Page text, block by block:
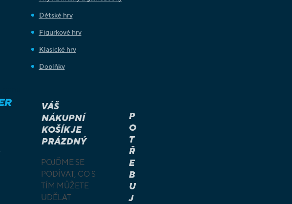
Dětské hry
Figurkové hry
Klasické hry
Doplňky
VÁŠ
NÁKUPNÍ
KOŠÍK JE
PRÁZDNÝ
POJĎME SE
PODÍVAT, CO S
TÍM MŮŽETE
UDĚLAT
P
O
T
Ř
E
B
U
J